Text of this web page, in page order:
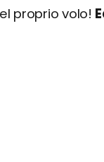
proprio volo!